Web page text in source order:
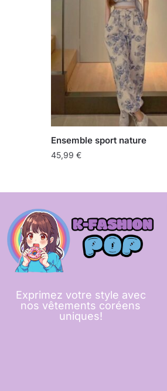
Ensemble sport nature
45,99€
Exprimez votre style avec
nos vêtements coréens
uniques!